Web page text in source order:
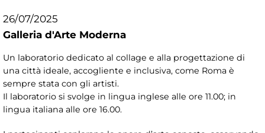
26/07/2025
Galleria d'Arte Moderna
Un laboratorio dedicato al collage e alla progettazione di
una città ideale, accogliente e inclusiva, come Roma è
sempre stata con gli artisti.
Il laboratorio si svolge in lingua inglese alle ore 11.00; in
lingua italiana alle ore 16.00.